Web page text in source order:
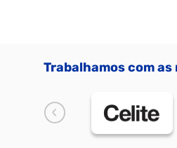
Trabalhamos com